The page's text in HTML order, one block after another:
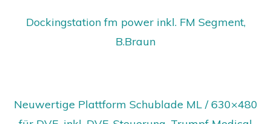
Dockingstation fm power inkl. FM Segment,
B.Braun
Neuwertige Plattform Schublade ML / 630×480